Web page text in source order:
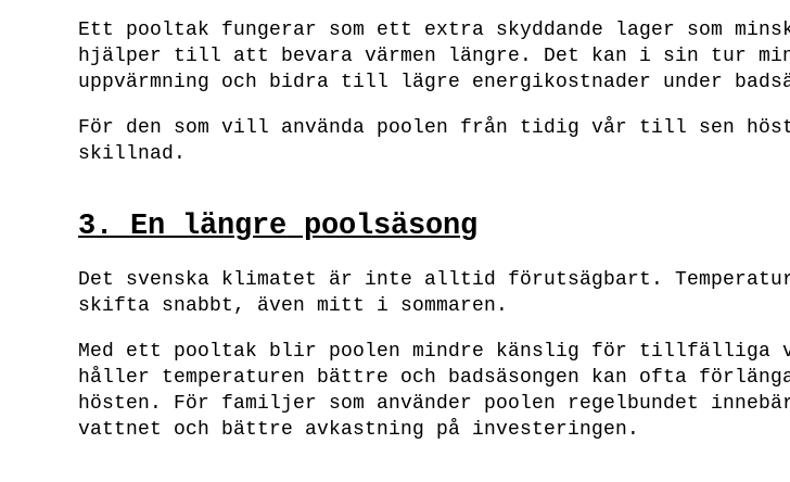
Ett pooltak fungerar som ett extra skyddande lager som
hjälper till att bevara värmen längre. Det kan i sin tur
uppvärmning och bidra till lägre energikostnader under
För den som vill använda poolen från tidig vår till sen
skillnad.
3. En längre poolsäsong
Det svenska klimatet är inte alltid förutsägbart.
skifta snabbt, även mitt i sommaren.
Med ett pooltak blir poolen mindre känslig för tillfälliga
håller temperaturen bättre och badsäsongen kan ofta
hösten. För familjer som använder poolen regelbundet
vattnet och bättre avkastning på investeringen.